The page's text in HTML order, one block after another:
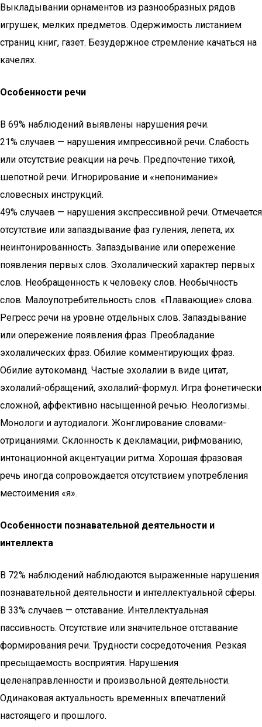
Выкладывании орнаментов из разнообразных рядов
игрушек, мелких предметов. Одержимость листанием
страниц книг, газет. Безудержное стремление качаться на
качелях.
Особенности речи
В 69% наблюдений выявлены нарушения речи.
21% случаев — нарушения импрессивной речи. Cлабость
или отсутствие реакции на речь. Предпочтение тихой,
шепотной речи. Игнорирование и «непонимание»
словесных инструкций.
49% случаев — нарушения экспрессивной речи. Отмечается
отсутствие или запаздывание фаз гуления, лепета, их
неинтонированность. Запаздывание или опережение
появления первых слов. Эхолалический характер первых
слов. Необращенность к человеку слов. Необычность
слов. Малоупотребительность слов. «Плавающие» слова.
Регресс речи на уровне отдельных слов. Запаздывание
или опережение появления фраз. Преобладание
эхолалических фраз. Обилие комментирующих фраз.
Обилие аутокоманд. Частые эхолалии в виде цитат,
эхолалий-обращений, эхолалий-формул. Игра фонетически
сложной, аффективно насыщенной речью. Неологизмы.
Монологи и аутодиалоги. Жонглирование словами-
отрицаниями. Склонность к декламации, рифмованию,
интонационной акцентуации ритма. Хорошая фразовая
речь иногда сопровождается отсутствием употребления
местоимения «я».
Особенности познавательной деятельности и
интеллекта
В 72% наблюдений наблюдаются выраженные нарушения
познавательной деятельности и интеллектуальной сферы.
В 33% случаев — отставание. Интеллектуальная
пассивность. Отсутствие или значительное отставание
формирования речи. Трудности сосредоточения. Резкая
пресыщаемость восприятия. Нарушения
целенаправленности и произвольной деятельности.
Одинаковая актуальность временных впечатлений
настоящего и прошлого.